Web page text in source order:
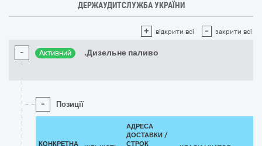
ДЕРЖАУДИТСЛУЖБА УКРАЇНИ
+ відкрити всі - закрити всі
- Активний .Дизельне паливо
- Позиції
КОНКРЕТНА
АДРЕСА
ДОСТАВКИ /
СТРОК